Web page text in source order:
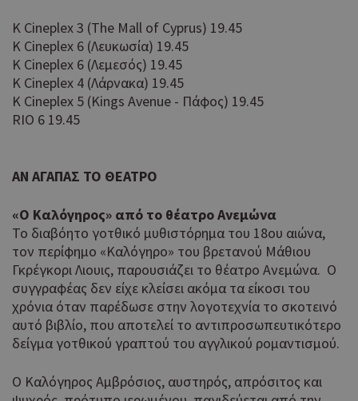
K Cineplex 3 (The Mall of Cyprus) 19.45
K Cineplex 6 (Λευκωσία) 19.45
K Cineplex 6 (Λεμεσός) 19.45
K Cineplex 4 (Λάρνακα) 19.45
K Cineplex 5 (Kings Avenue - Πάφος) 19.45
RIO 6 19.45
ΑΝ ΑΓΑΠΑΣ ΤΟ ΘΕΑΤΡΟ
«Ο Καλόγηρος» από το θέατρο Ανεμώνα
Το διαβόητο γοτθικό μυθιστόρημα του 18ου αιώνα,
τον περίφημο «Καλόγηρο» του βρετανού Μάθιου
Γκρέγκορι Λιουις, παρουσιάζει το θέατρο Ανεμώνα. Ο
συγγραφέας δεν είχε κλείσει ακόμα τα είκοσι του
χρόνια όταν παρέδωσε στην λογοτεχνία το σκοτεινό
αυτό βιβλίο, που αποτελεί το αντιπροσωπευτικότερο
δείγμα γοτθικού γραπτού του αγγλικού ρομαντισμού.
Ο Καλόγηρος Αμβρόσιος, αυστηρός, απρόσιτος και